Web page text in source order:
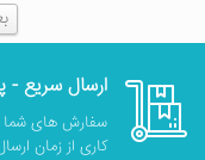
ارسال سریع
کاری از زمان